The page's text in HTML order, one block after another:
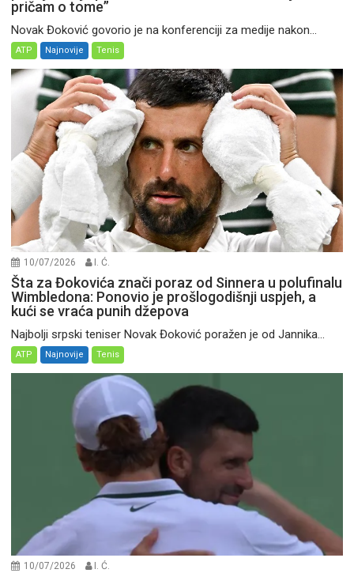
pričam o tome”
Novak Đoković govorio je na konferenciji za medije nakon...
ATP Najnovije Tenis
10/07/2026 I. Ć.
Šta za Đokovića znači poraz od Sinnera u polufinalu
Wimbledona: Ponovio je prošlogodišnji uspjeh, a
kući se vraća punih džepova
Najbolji srpski teniser Novak Đoković poražen je od Jannika...
ATP Najnovije Tenis
10/07/2026 I. Ć.